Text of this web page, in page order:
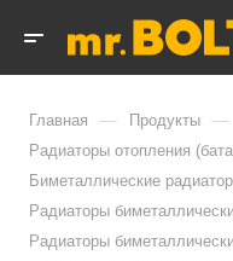
Главная — Продукты —
Радиаторы отопления
Биметаллические
Радиаторы
Радиаторы